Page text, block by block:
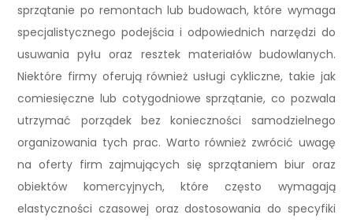
sprzątanie po remontach lub budowach, które wymaga
specjalistycznego podejścia i odpowiednich narzędzi do
usuwania pyłu oraz resztek materiałów budowlanych.
Niektóre firmy oferują również usługi cykliczne, takie jak
comiesięczne lub cotygodniowe sprzątanie, co pozwala
utrzymać porządek bez konieczności samodzielnego
organizowania tych prac. Warto również zwrócić uwagę
na oferty firm zajmujących się sprzątaniem biur oraz
obiektów komercyjnych, które często wymagają
elastyczności czasowej oraz dostosowania do specyfiki